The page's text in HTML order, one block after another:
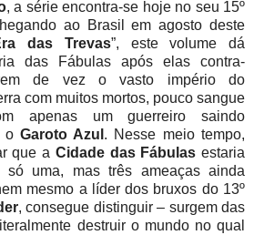
, a série encontra-se hoje no seu 15º
ao Brasil em agosto deste
das Trevas”, este volume dá
das Fábulas após elas contra-
de vez o vasto império do
com muitos mortos, pouco sangue
apenas um guerreiro saindo
o Garoto Azul . Nesse meio tempo,
que a Cidade das Fábulas estaria
uma, mas três ameaças ainda
mesmo a líder dos bruxos do 13º
, consegue distinguir – surgem das
destruir o mundo no qual